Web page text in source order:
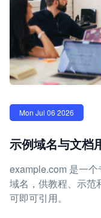
Mon Jul 06 2026
示例域名与文档
example.com 是一
域名，供教程、示范
可即可引用。